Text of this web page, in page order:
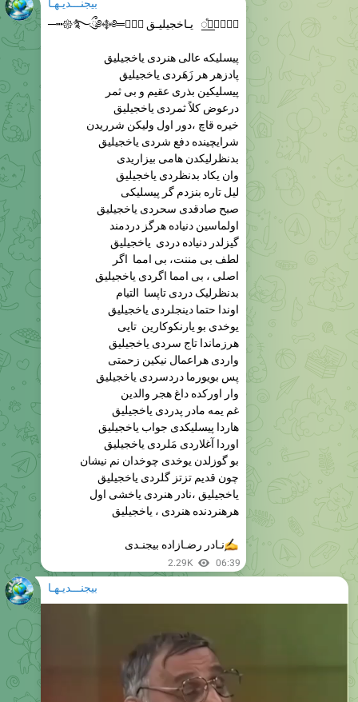
پیسلیکه عالی هنردی یاخجیلیق
پیسلیکین بذری عقیم و بی ثمر
درعوض کلاً ثمردی یاخجیلیق
خیره قاچ ،دور اول ولیکن شرریدن
شرایچینده دفع شردی یاخجیلیق
بدنظرلیکدن هامی بیزاریدی
وان یکاد بدنظردی یاخجیلیق
لیل تاره بنزدم گر پیسلیکی
صبح صادقدی سحردی یاخجیلیق
اولماسین دنیاده هرگز دردمند
گیزلدر دنیاده دردی یاخجیلیق
لطف بی مننت، بی امما اگر
اصلی ، بی امما اگردی یاخجیلیق
بدنظرلیک دردی تاپسا التیام
اوندا حتما دینجلردی یاخجیلیق
یوخدی بو یارنکوکارین تایی
هرزماندا تاج سردی یاخجیلیق
واردی هراعمال نیکین زحمتی
پس بویورما دردسردی یاخجیلیق
وار اورکده داغ هجر والدین
غم یمه مادر پدردی یاخجیلیق
هاردا پیسلیکدی جواب یاخجیلیق
اوردا آغلاردی مَلردی یاخجیلیق
بو گوزلدن یوخدی چوخدان نم نیشان
چون قدیم تزتز گلردی یاخجیلیق
یاخجیلیق ،نادر هنردی یاخشی اول
هرهنردنده هنردی ، یاخجیلیق
✍نـادر رضـازاده بیجنـدی